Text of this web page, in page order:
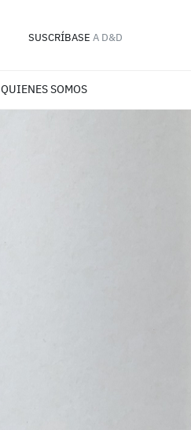
SUSCRÍBASE A D&D
QUIENES SOMOS